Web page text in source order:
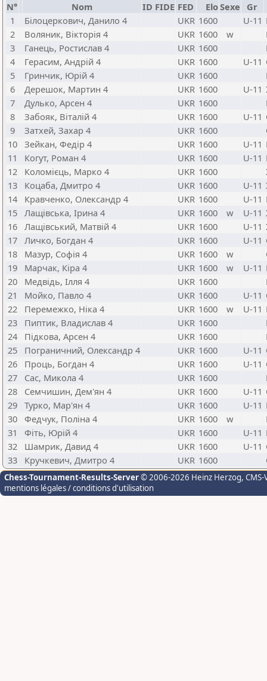
N° Nom ID FIDE FED EloSexe
Gr
1
Білоцеркович, Данило 4 UKR 1600 U-11
2
Воляник, Вікторія 4 UKR 1600 w
3
Ганець, Ростислав 4 UKR 1600
4
Герасим, Андрій 4 UKR 1600 U-11
5
Гринчик, Юрій 4 UKR 1600
6
Дерешок, Мартин 4 UKR 1600 U-11
7
Дулько, Арсен 4 UKR 1600
8
Забояк, Віталій 4 UKR 1600 U-11
9
Затхей, Захар 4 UKR 1600
10 Зейкан, Федір 4 UKR 1600 U-11
11
Когут, Роман 4 UKR 1600 U-11
12
Коломієць, Марко 4 UKR 1600
13
Коцаба, Дмитро 4 UKR 1600 U-11
14
Кравченко, Олександр 4 UKR 1600 U-11
15 Лащівська, Ірина 4 UKR 1600 w U-11
16 Лащівський, Матвій 4 UKR 1600 U-11
17 Личко, Богдан 4 UKR 1600 U-11
18
Мазур, Софія 4 UKR 1600 w
19
Марчак, Кіра 4 UKR 1600 w U-11
20
Медвідь, Ілля 4 UKR 1600
21
Мойко, Павло 4 UKR 1600 U-11
22
Перемежко, Ніка 4 UKR 1600 w U-11
23
Пиптик, Владислав 4 UKR 1600
24
Підкова, Арсен 4 UKR 1600
25
Пограничний, Олександр 4 UKR 1600 U-11
26
Проць, Богдан 4 UKR 1600 U-11
27
Сас, Микола 4 UKR 1600
28
Семчишин, Дем'ян 4 UKR 1600 U-11
29 Турко, Мар'ян 4 UKR 1600 U-11
30 Федчук, Поліна 4 UKR 1600 w
31
Фіть, Юрій 4 UKR 1600 U-11
32
Шамрик, Давид 4 UKR 1600 U-11
33
Кручкевич, Дмитро 4 UKR 1600
Chess-Tournament-Results-Server© 2006-2026 Heinz Herzog,
mentions légales / conditions d'utilisation